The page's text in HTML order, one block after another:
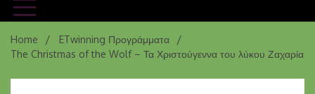
Home
ETwinning Προγράμματα
The Christmas of the Wolf – Τα Χριστούγεννα του λύκου Ζαχαρία